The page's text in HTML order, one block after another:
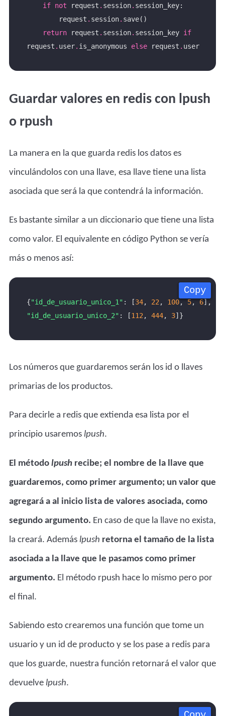
if not request . session.
        request
. session.
return request . session. session_key if
request . user. is_anonymous else request . user
Guardar valores en redis con lpush
o rpush
La manera en la que guarda redis los datos es
vinculándolos con una llave, esa llave tiene una lista
asociada que será la que contendrá la información.
Es bastante similar a un diccionario que tiene una lista
como valor. El equivalente en código Python se vería
más o menos así:
Copy
Copy
Copy
Copy
{"id_de_usuario_unico_1" : [34, 22 , 100, 5, 6
"id_de_usuario_unico_2" : [112 , 444, 3
Los números que guardaremos serán los id o llaves
primarias de los productos.
Para decirle a redis que extienda esa lista por el
principio usaremos lpush.
El método lpushrecibe; el nombre de la llave que
guardaremos, como primer argumento; un valor que
agregará a al inicio lista de valores asociada, como
segundo argumento. En caso de que la llave no exista,
la creará. Además lpush retorna el tamaño de la lista
asociada a la llave que le pasamos como primer
argumento. El método rpush hace lo mismo pero por
el final.
Sabiendo esto crearemos una función que tome un
usuario y un id de producto y se los pase a redis para
que los guarde, nuestra función retornará el valor que
devuelve lpush.